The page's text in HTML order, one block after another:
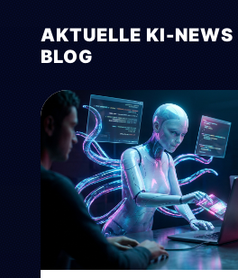
AKTUELLE KI-NEWS
BLOG